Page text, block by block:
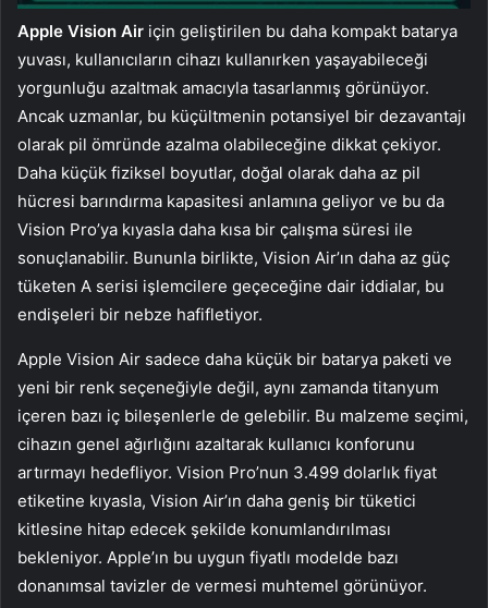
Apple Vision Air için geliştirilen bu daha kompakt batarya
yuvası, kullanıcıların cihazı kullanırken yaşayabileceği
yorgunluğu azaltmak amacıyla tasarlanmış görünüyor.
Ancak uzmanlar, bu küçültmenin potansiyel bir dezavantajı
olarak pil ömründe azalma olabileceğine dikkat çekiyor.
Daha küçük fiziksel boyutlar, doğal olarak daha az pil
hücresi barındırma kapasitesi anlamına geliyor ve bu da
Vision Pro’ya kıyasla daha kısa bir çalışma süresi ile
sonuçlanabilir. Bununla birlikte, Vision Air’ın daha az güç
tüketen A serisi işlemcilere geçeceğine dair iddialar, bu
endişeleri bir nebze hafifletiyor.
Apple Vision Air sadece daha küçük bir batarya paketi ve
yeni bir renk seçeneğiyle değil, aynı zamanda titanyum
içeren bazı iç bileşenlerle de gelebilir. Bu malzeme seçimi,
cihazın genel ağırlığını azaltarak kullanıcı konforunu
artırmayı hedefliyor. Vision Pro’nun 3.499 dolarlık fiyat
etiketine kıyasla, Vision Air’ın daha geniş bir tüketici
kitlesine hitap edecek şekilde konumlandırılması
bekleniyor. Apple’ın bu uygun fiyatlı modelde bazı
donanımsal tavizler de vermesi muhtemel görünüyor.